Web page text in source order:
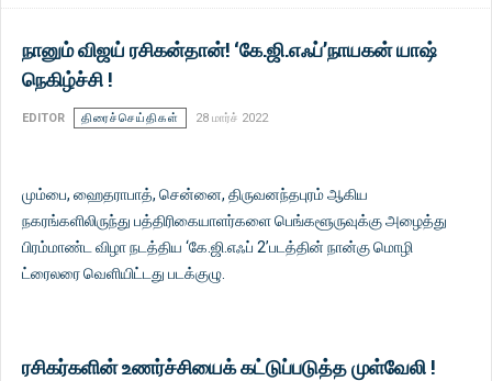
நானும் விஜய் ரசிகன்தான்! ‘கே.ஜி.எஃப்’நாயகன் யாஷ்
நெகிழ்ச்சி !
EDITOR திரைச்செய்திகள் 28 மார்ச் 2022
மும்பை, ஹைதராபாத், சென்னை, திருவனந்தபுரம் ஆகிய
நகரங்களிலிருந்து பத்திரிகையாளர்களை பெங்களூருவுக்கு அழைத்து
பிரம்மாண்ட விழா நடத்திய ‘கே.ஜி.எஃப் 2’படத்தின் நான்கு மொழி
ட்ரைலரை வெளியிட்டது படக்குழு.
ரசிகர்களின் உணர்ச்சியைக் கட்டுப்படுத்த முள்வேலி !